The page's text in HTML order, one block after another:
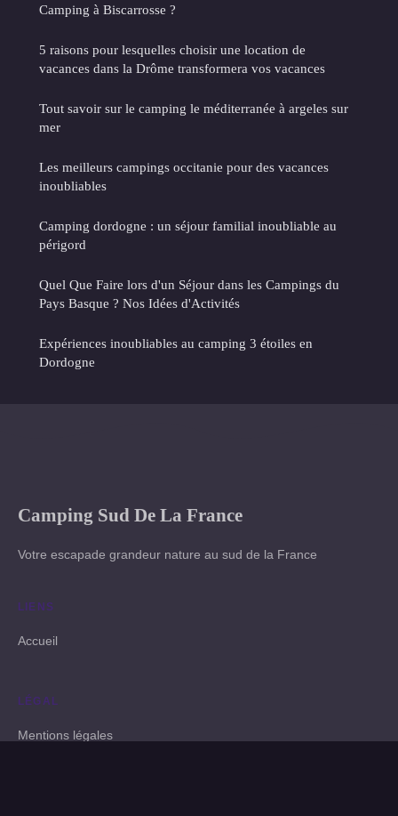
Camping à Biscarrosse ?
5 raisons pour lesquelles choisir une location de
vacances dans la Drôme transformera vos vacances
Tout savoir sur le camping le méditerranée à argeles sur
mer
Les meilleurs campings occitanie pour des vacances
inoubliables
Camping dordogne : un séjour familial inoubliable au
périgord
Quel Que Faire lors d'un Séjour dans les Campings du
Pays Basque ? Nos Idées d'Activités
Expériences inoubliables au camping 3 étoiles en
Dordogne
Camping Sud De La France
Votre escapade grandeur nature au sud de la France
LIENS
Accueil
LÉGAL
Mentions légales